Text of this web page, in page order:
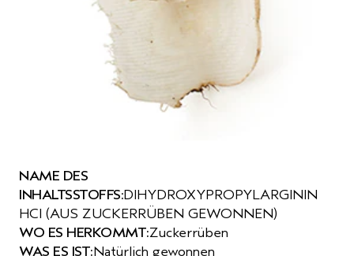
NAME DES
INHALTSSTOFFS:DIHYDROXYPROPYLARGININ
HCI (AUS ZUCKERRÜBEN GEWONNEN)
WO ES HERKOMMT:Zuckerrüben
WAS ES IST:Natürlich gewonnen